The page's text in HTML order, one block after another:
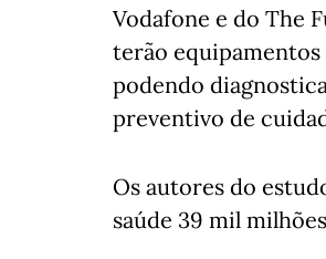
Vodafone e do The
terão
podendo
preventivo de
Os autores do
saúde 39 mil